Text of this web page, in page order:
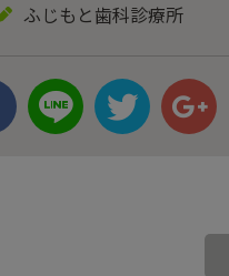
ふじもと歯科診療所